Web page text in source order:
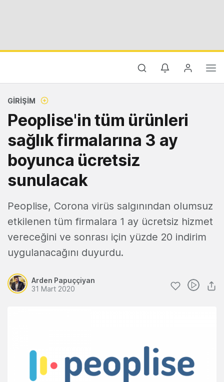
GIRIŞIM
Peoplise'in tüm ürünleri
sağlık firmalarına 3 ay
boyunca ücretsiz
sunulacak
Peoplise, Corona virüs salgınından olumsuz
etkilenen tüm firmalara 1 ay ücretsiz hizmet
vereceğini ve sonrası için yüzde 20 indirim
uygulanacağını duyurdu.
Arden Papuççiyan
31 Mart 2020